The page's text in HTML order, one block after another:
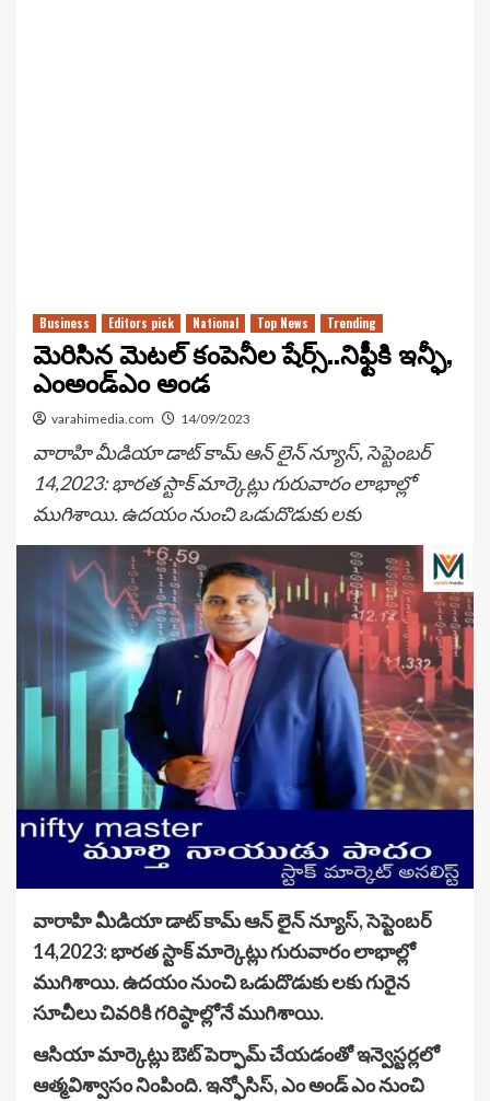
Business Editors pick National Top News Trending
మెరిసిన మెటల్ కంపెనీల షేర్స్..నిఫ్టీకి ఇన్ఫీ,
ఎంఅండ్‌ఎం అండ
varahimedia.com 14/09/2023
వారాహి మీడియా డాట్ కామ్ ఆన్ లైన్ న్యూస్, సెప్టెంబర్
14,2023: భారత స్టాక్‌ మార్కెట్లు గురువారం లాభాల్లో
ముగిశాయి. ఉదయం నుంచి ఒడుదొడుకు లకు
వారాహి మీడియా డాట్ కామ్ ఆన్ లైన్ న్యూస్, సెప్టెంబర్
14,2023: భారత స్టాక్‌ మార్కెట్లు గురువారం లాభాల్లో
ముగిశాయి. ఉదయం నుంచి ఒడుదొడుకు లకు గురైన
సూచీలు చివరికి గరిష్ఠాల్లోనే ముగిశాయి.
ఆసియా మార్కెట్లు ఔట్‌ పెర్ఫామ్‌ చేయడంతో ఇన్వెస్టర్లలో
ఆత్మవిశ్వాసం నింపింది. ఇన్ఫోసిస్‌, ఎం అండ్‌ ఎం నుంచి